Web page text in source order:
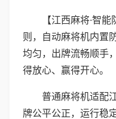
【江西麻将·智
则，自动麻将机内置
均匀，出牌流畅顺手
得放心、赢得开心。
普通麻将机适配
牌公平公正，运行稳